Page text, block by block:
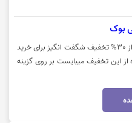
با مراجعه به وبسایت سی بوک میتوانید از 30% تخفیف شگفت انگیز برای خرید
این تخفیف میبایست بر روی گزینه